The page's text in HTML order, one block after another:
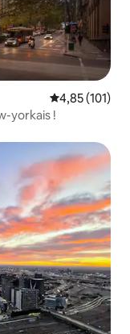
Évaluation
4,85 (101)
yorkais !